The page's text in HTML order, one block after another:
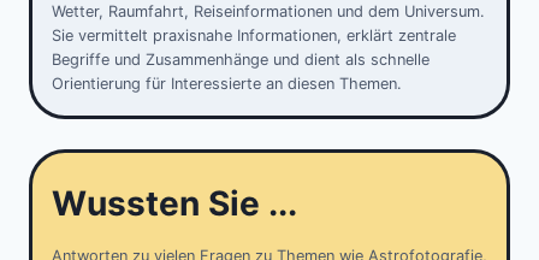
Wetter, Raumfahrt, Reiseinformationen und dem Universum.
Sie vermittelt praxisnahe Informationen, erklärt zentrale
Begriffe und Zusammenhänge und dient als schnelle
Orientierung für Interessierte an diesen Themen.
Wussten Sie ...
Antworten zu vielen Fragen zu Themen wie Astrofotografie,